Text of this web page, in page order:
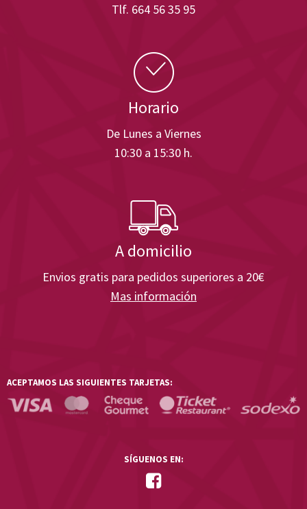
Tlf. 664 56 35 95
Horario
De Lunes a Viernes
10:30 a 15:30 h.
A domicilio
Envios gratis para pedidos superiores a 20€
Mas información
ACEPTAMOS LAS SIGUIENTES TARJETAS:
SÍGUENOS EN: